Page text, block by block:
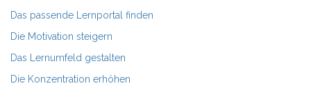
Das passende Lernportal finden
Die Motivation steigern
Das Lernumfeld gestalten
Die Konzentration erhöhen